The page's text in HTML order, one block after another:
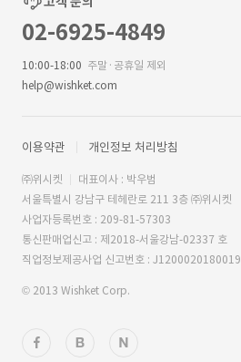
02-6925-4849
10:00-18:00 주말·공휴일 제외
help@wishket.com
이용약관 개인정보 처리방침
㈜위시켓
대표이사 : 박우범
서울특별시 강남구 테헤란로 211 3층 ㈜위시켓
사업자등록번호 : 209-81-57303
통신판매업신고 : 제2018-서울강남-02337 호
직업정보제공사업 신고번호 : J1200020180019
© 2013 Wishket Corp.